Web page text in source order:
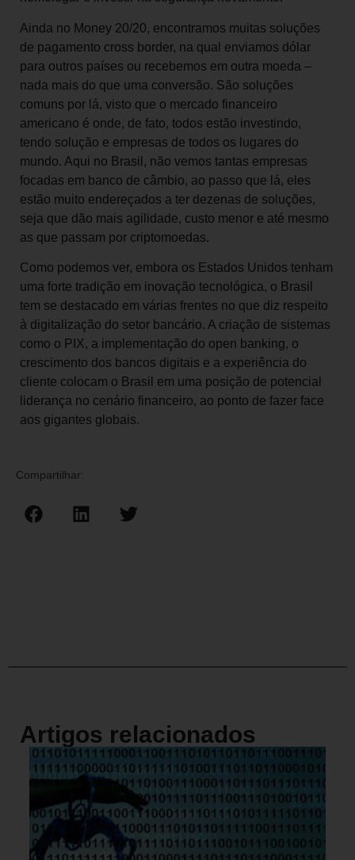
Ainda no Money 20/20, encontramos muitas soluções
de pagamento cross border, na qual enviamos dólar
para outros países ou recebemos em outra moeda –
nada mais do que uma conversão. São soluções
comuns por lá, visto que o mercado financeiro
americano é onde, de fato, todos estão investindo,
tendo solução e empresas de todos os lugares do
mundo. Aqui no Brasil, não vemos tantas empresas
focadas em banco de câmbio, ao passo que lá, eles
estão muito endereçados a ter dezenas de soluções,
seja que dão mais agilidade, custo menor e até mesmo
as que passam por criptomoedas.
Como podemos ver, embora os Estados Unidos tenham
uma forte tradição em inovação tecnológica, o Brasil
tem se destacado em várias frentes no que diz respeito
à digitalização do setor bancário. A criação de sistemas
como o PIX, a implementação do open banking, o
crescimento dos bancos digitais e a experiência do
cliente colocam o Brasil em uma posição de potencial
liderança no cenário financeiro, ao ponto de fazer face
aos gigantes globais.
Compartilhar:
Artigos relacionados